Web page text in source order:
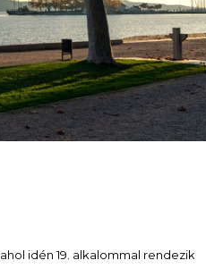
, ahol idén 19. alkalommal rendezik